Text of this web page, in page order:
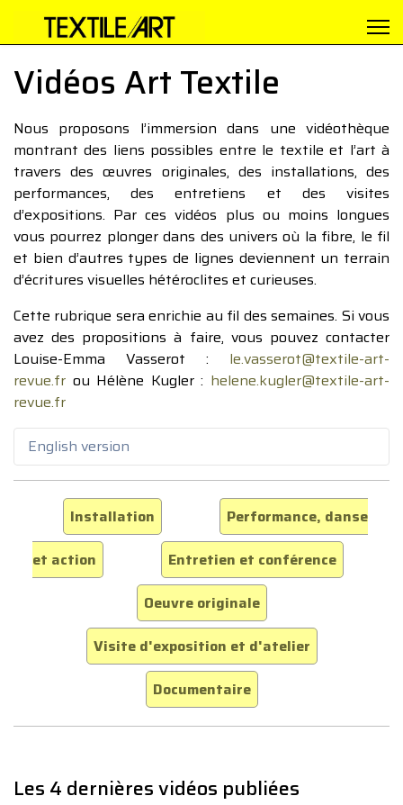
Vidéos Art Textile
Nous proposons l’immersion dans une vidéothèque
montrant des liens possibles entre le textile et l’art à
travers des œuvres originales, des installations, des
performances, des entretiens et des visites
d’expositions. Par ces vidéos plus ou moins longues
vous pourrez plonger dans des univers où la fibre, le fil
et bien d’autres types de lignes deviennent un terrain
d’écritures visuelles hétéroclites et curieuses.
Cette rubrique sera enrichie au fil des semaines. Si vous
avez des propositions à faire, vous pouvez contacter
Louise-Emma Vasserot : le.vasserot@textile-art-
revue.fr ou Hélène Kugler : helene.kugler@textile-art-
revue.fr
English version
Installation
Performance, danse
et action
Entretien et conférence
Oeuvre originale
Visite d'exposition et d'atelier
Documentaire
Les 4 dernières vidéos publiées